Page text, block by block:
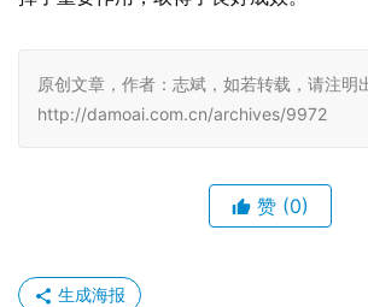
原创文章，作者：志斌，如若转载，请注明
http://damoai.com.cn/archives/9972
赞 (0)
生成海报